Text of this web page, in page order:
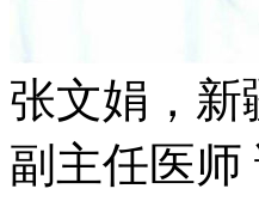
张文娟，新
副主任医师